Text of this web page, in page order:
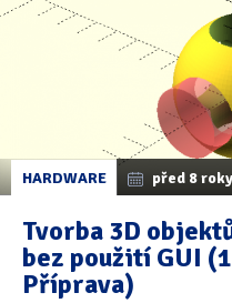
HARDWARE před 8 roky
Tvorba 3D
bez použití GUI
Příprava)